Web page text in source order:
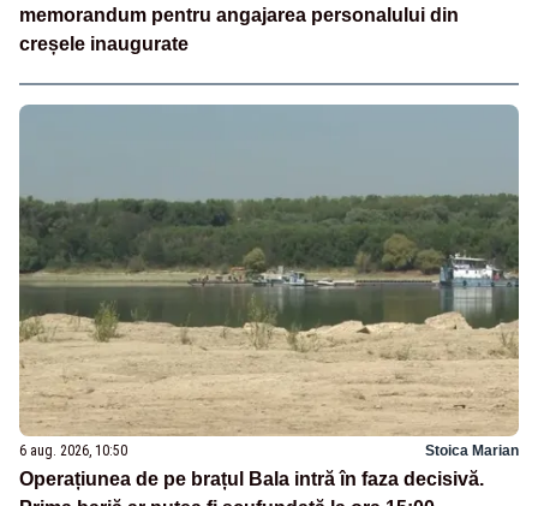
memorandum pentru angajarea personalului din
creșele inaugurate
6 aug. 2026, 10:50 Stoica Marian
Operațiunea de pe brațul Bala intră în faza decisivă.